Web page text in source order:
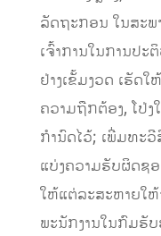
ລັດຖະກອນ ໃນສະພ
ເຈົ້າການໃນການປະ
ຢ່າງເຂັ້ມງວດ ເຮັດ
ຄວາມຖືກຕ້ອງ, ໂປ່
ກຳນົດໄວ້; ເພີ່ມທະ
ແບ່ງຄວາມຮັບຜິດຊ
ໃຫ້ແຕ່ລະສະຫາຍໃ
ພະນັກງານໃນກົມຮັ